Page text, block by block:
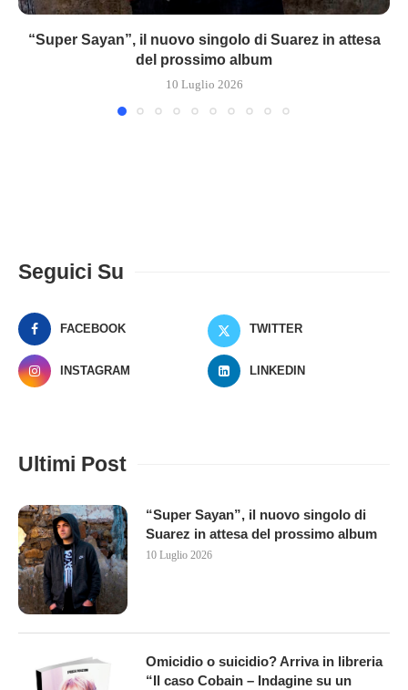
“Super Sayan”, il nuovo singolo di Suarez in attesa
del prossimo album
10 Luglio 2026
Seguici Su
FACEBOOK TWITTER
INSTAGRAM LINKEDIN
Ultimi Post
“Super Sayan”, il nuovo singolo di
Suarez in attesa del prossimo album
10 Luglio 2026
Omicidio o suicidio? Arriva in libreria
“Il caso Cobain – Indagine su un